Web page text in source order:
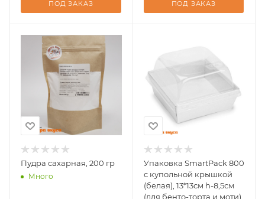
ПОД ЗАКАЗ ПОД ЗАКАЗ
Пудра сахарная, 200 гр
Много
Упаковка SmartPack 800
с купольной крышкой
(белая), 13*13см h-8,5см
(для бенто-торта и моти)